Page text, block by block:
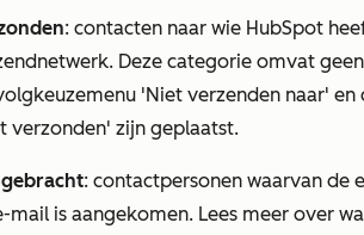
: contacten naar wie HubSpot
Deze categorie omvat
'Niet verzenden naar' en
verzonden' zijn geplaatst.
: contactpersonen waarvan de
mail is aangekomen. Lees meer over